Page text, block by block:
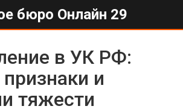
бюро Онлайн 29
в УК РФ:
и
тяжести